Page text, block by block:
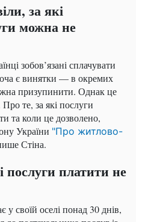
за які
можна не
зобов’язані сплачувати
є винятки — в окремих
призупинити. Однак це
Про те, за які послуги
та коли це дозволено,
України "Про житлово-
Стіна.
послуги платити не
своїй оселі понад 30 днів,